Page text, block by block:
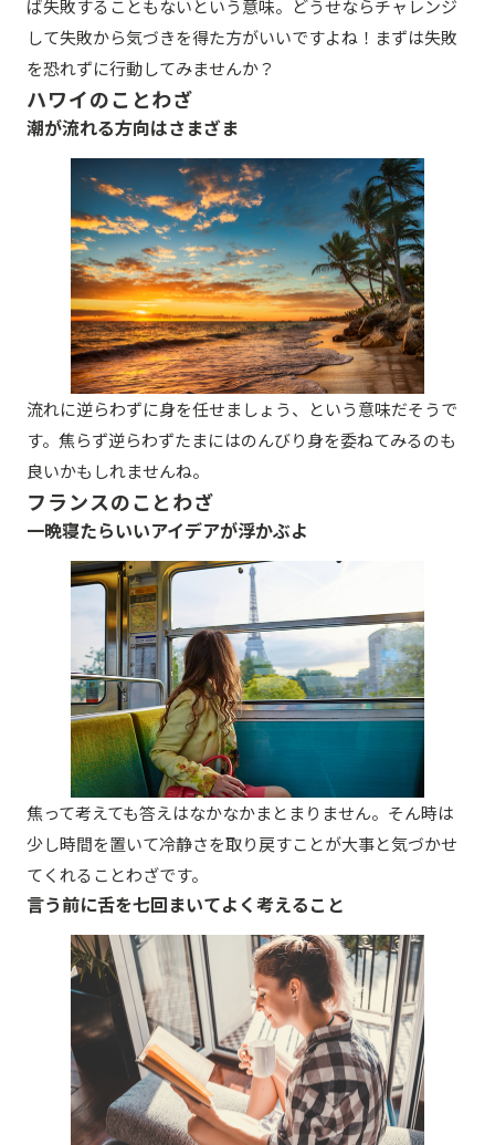
ば失敗することもないという意味。どうせならチャレンジ
して失敗から気づきを得た方がいいですよね！まずは失敗
を恐れずに行動してみませんか？
ハワイのことわざ
潮が流れる方向はさまざま
流れに逆らわずに身を任せましょう、という意味だそうで
す。焦らず逆らわずたまにはのんびり身を委ねてみるのも
良いかもしれませんね。
フランスのことわざ
一晩寝たらいいアイデアが浮かぶよ
焦って考えても答えはなかなかまとまりません。そん時は
少し時間を置いて冷静さを取り戻すことが大事と気づかせ
てくれることわざです。
言う前に舌を七回まいてよく考えること